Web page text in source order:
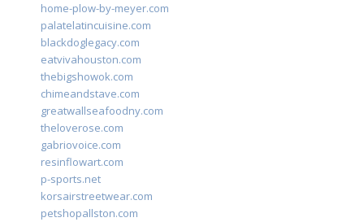
home-plow-by-meyer.com
palatelatincuisine.com
blackdoglegacy.com
eatvivahouston.com
thebigshowok.com
chimeandstave.com
greatwallseafoodny.com
theloverose.com
gabriovoice.com
resinflowart.com
p-sports.net
korsairstreetwear.com
petshopallston.com